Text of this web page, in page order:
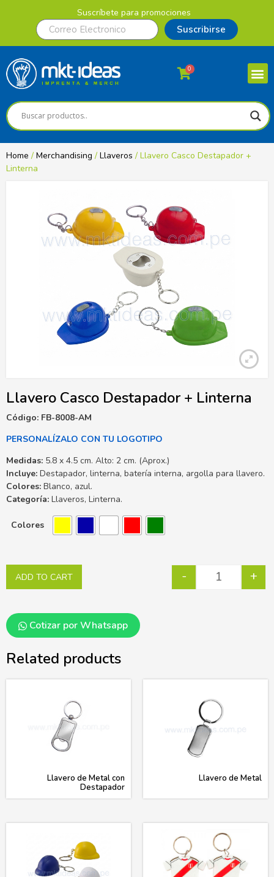
Suscríbete para promociones
Suscribirse
0
Home / Merchandising / Llaveros / Llavero Casco Destapador +
Linterna
Llavero Casco Destapador + Linterna
Código: FB-8008-AM
PERSONALÍZALO CON TU LOGOTIPO
Medidas: 5.8 x 4.5 cm. Alto: 2 cm. (Aprox.)
Incluye: Destapador, linterna, batería interna, argolla para llavero.
Colores: Blanco, azul.
Categoría: Llaveros, Linterna.
Colores
- +
ADD TO CART
Cotizar por Whatsapp
Related products
Llavero de Metal con
Destapador
Llavero de Metal